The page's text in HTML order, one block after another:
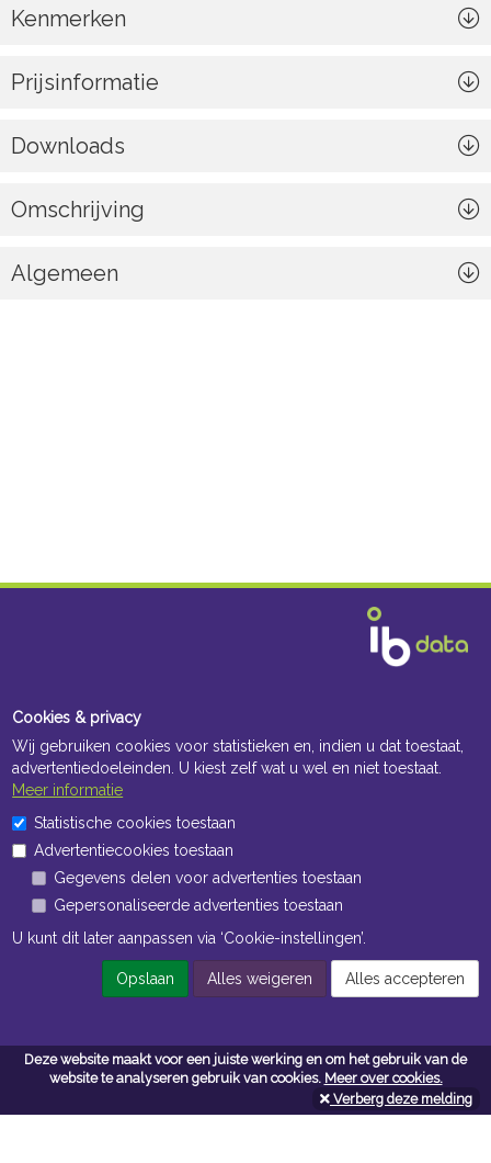
Deze website maakt voor een juiste werking en om het gebruik van de
website te analyseren gebruik van cookies. Meer over cookies.
Verberg deze melding
Kenmerken
Prijsinformatie
Downloads
Omschrijving
Algemeen
Openingstijden Kantoor
Openingstijden Magazijn
Navigatie
Algemene voorwaarden
Privacy
Cookies & privacy
Wij gebruiken cookies voor statistieken en, indien u dat toestaat,
advertentiedoeleinden. U kiest zelf wat u wel en niet toestaat.
Meer informatie
Statistische cookies toestaan
Advertentiecookies toestaan
Gegevens delen voor advertenties toestaan
Gepersonaliseerde advertenties toestaan
U kunt dit later aanpassen via ‘Cookie-instellingen’.
Opslaan Alles weigeren Alles accepteren